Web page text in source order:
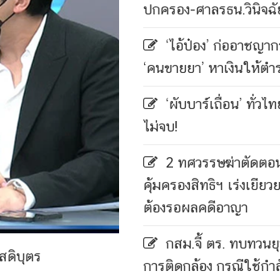
ดิบุตร
ปกครอง-ศาลรธน.วินิจฉั
‘ไอ้ป๋อง’ ก่ออาชญา
‘คนขายยา’ หาเงินให้ตำ
‘ผับบาร์เถื่อน’ ทั่ว
ไม่จบ!
2 ทศวรรษฆ่าตัดตอ
คุ้มครองสิทธิฯ เร่งเยีย
ต้องรอผลคดีอาญา
กสม.จี้ ตร. ทบทวน
การติดกล้อง กรณีใช้กำ